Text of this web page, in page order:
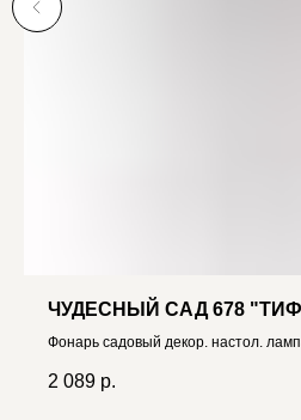
ЧУДЕСНЫЙ САД 678
Фонарь садовый декор. настол.
2 089 р.